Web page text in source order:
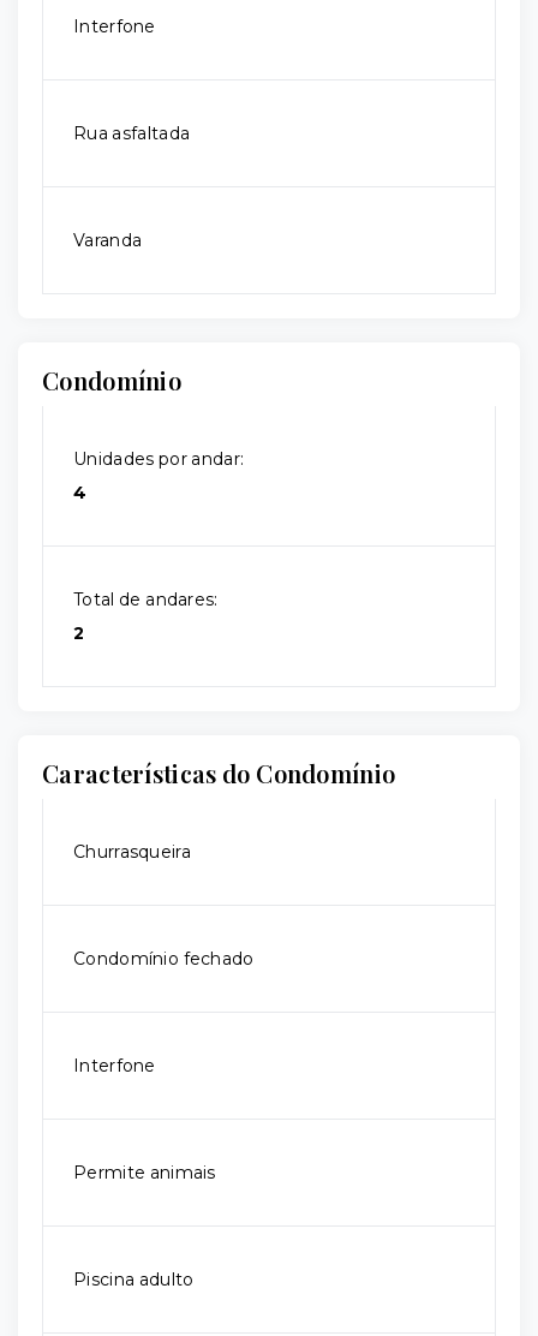
Interfone
Rua asfaltada
Varanda
Condomínio
Unidades por andar:
4
Total de andares:
2
Características do Condomínio
Churrasqueira
Condomínio fechado
Interfone
Permite animais
Piscina adulto